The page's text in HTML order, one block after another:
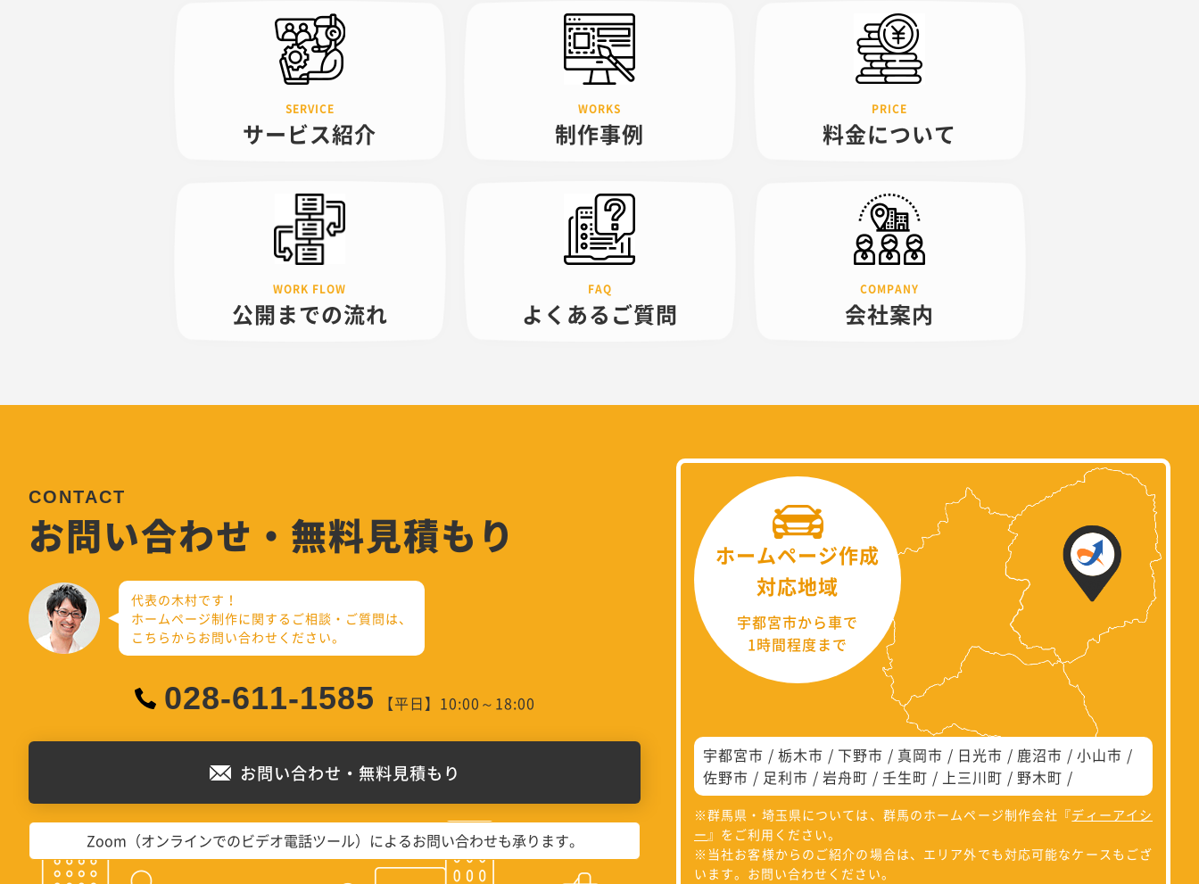
サービス紹介 制作事例 料金について
公開までの流れ よくあるご質問 会社案内
お問い合わせ・無料見積もり
代表の木村です！
ホームページ制作に関するご相談・ご質問は、
こちらからお問い合わせください。
028-611-1585 【平日】10:00～18:00
お問い合わせ・無料見積もり
Zoom（オンラインでのビデオ電話ツール）によるお問い合わせも承ります。
ホームページ作成
対応地域
宇都宮市から車で
1時間程度まで
宇都宮市 栃木市 下野市 真岡市 日光市 鹿沼市
小山市
佐野市
足利市 岩舟町 壬生町 上三川町 野木町
※群馬県・埼玉県については、群馬のホームページ制作会社『ディーアイシ
ー』をご利用ください。
※当社お客様からのご紹介の場合は、エリア外でも対応可能なケースもござ
います。お問い合わせください。